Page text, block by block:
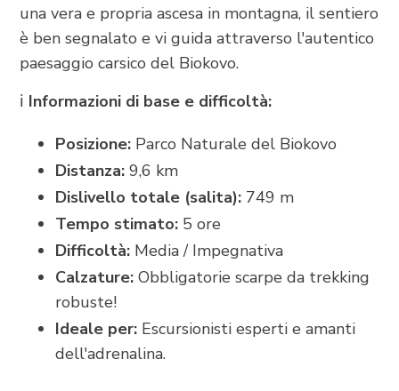
FOLLOW US
una vera e propria ascesa in montagna, il sentiero
è ben segnalato e vi guida attraverso l'autentico
paesaggio carsico del Biokovo.
ℹ️ Informazioni di base e difficoltà:
Posizione: Parco Naturale del Biokovo
Distanza: 9,6 km
Dislivello totale (salita): 749 m
Tempo stimato: 5 ore
Difficoltà: Media / Impegnativa
Calzature: Obbligatorie scarpe da trekking
robuste!
Ideale per: Escursionisti esperti e amanti
dell'adrenalina.